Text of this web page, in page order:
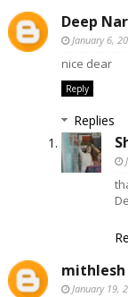
Deep
January 6,
nice dear
Reply
Replies
January 19,